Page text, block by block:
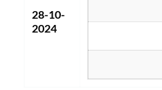
28-10-
2024